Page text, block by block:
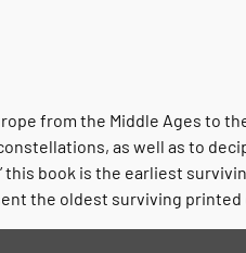
from the Middle Ages to
as well as to
this book is the earliest
the oldest surviving